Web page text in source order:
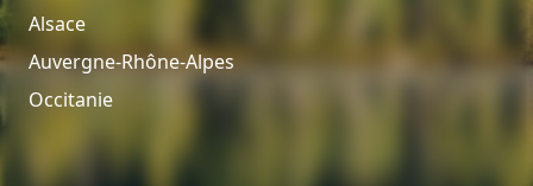
Alsace
Auvergne-Rhône-Alpes
Occitanie